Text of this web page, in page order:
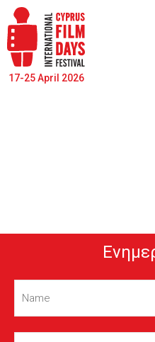
17-25 April 2026
Name(Required)
Email(Required)